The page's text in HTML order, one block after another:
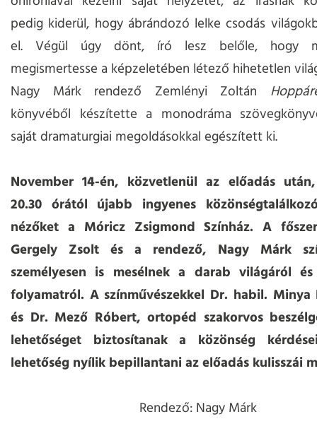
pedig kiderül, hogy ábrándozó lelke csodás
el. Végül úgy dönt, író lesz belőle, hogy
megismertesse a képzeletében létező hihetetlen
Nagy Márk rendező Zemlényi Zoltán
könyvéből készítette a monodráma
saját dramaturgiai megoldásokkal egészített ki.
November 14-én, közvetlenül az előadás
20.30 órától újabb ingyenes
nézőket a Móricz Zsigmond Színház. A
Gergely Zsolt és a rendező, Nagy Márk
személyesen is mesélnek a darab világáról
folyamatról. A színművészekkel Dr. habil. Minya
és Dr. Mező Róbert, ortopéd szakorvos
lehetőséget biztosítanak a közönség
lehetőség nyílik bepillantani az előadás kulisszái
Rendező: Nagy Márk